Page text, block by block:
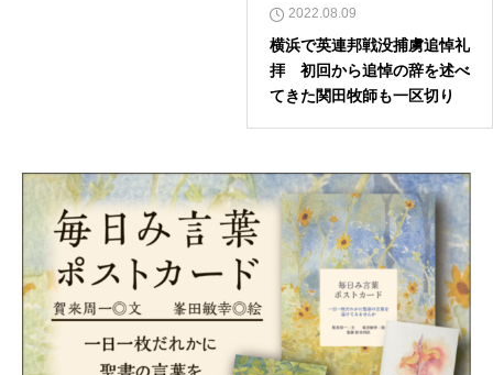
2022.08.09
横浜で英連邦戦没捕虜追悼礼
拝 初回から追悼の辞を述べ
てきた関田牧師も一区切り